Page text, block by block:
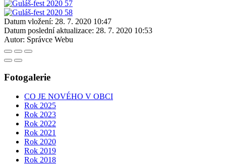
Datum vložení: 28. 7. 2020 10:47
Datum poslední aktualizace: 28. 7. 2020 10:53
Autor: Správce Webu
Fotogalerie
CO JE NOVÉHO V OBCI
Rok 2025
Rok 2023
Rok 2022
Rok 2021
Rok 2020
Rok 2019
Rok 2018